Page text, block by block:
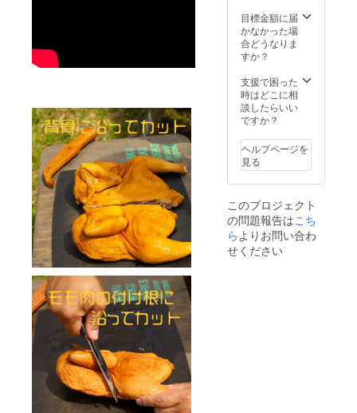
性蛋
白）、
魚醤/加
工澱
張
剤、乳
化剤、
クチナ
シ色
素、
肉・
小
麦・乳
成分・
大豆を
肉加工
品
ムネ肉
（国
産）、
植物油
脂、食
塩、
こしょ
う、レ
モン
ピー
ル、赤
造工場
は小
麦・乳
む製造
してい
ま
鶏
500g
・名
称：冷
凍 鶏モ
モ肉
（重量
は個別
に記
・保存
方法：
－18℃
以下で
てくだ
さい。
・賞味
出荷日
より最
低3か月
以上
ン酸
Na）、
発色剤
（硝酸
亜硝酸
・内容
量：不
定貫
約1.7kg
パック
・名
称：鶏
品
・原材
料名：
た一番
どりム
ネ肉
（国
衣
（小麦
粉、澱
粉
目標金額に届
かなかった場
合どうなりま
すか？
支援で困った
時はどこに相
談したらいい
ですか？
ヘルプページを
見る
このプロジェクト
の問題報告はこち
らよりお問い合わ
せください